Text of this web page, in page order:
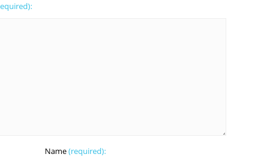
Name(required):